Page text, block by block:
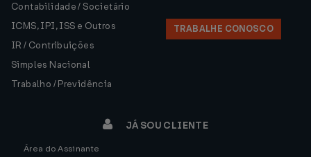
Contabilidade / Societário
ICMS, IPI, ISS e Outros
IR / Contribuições
Simples Nacional
Trabalho / Previdência
TRABALHE CONOSCO
JÁ SOU CLIENTE
Área do Assinante